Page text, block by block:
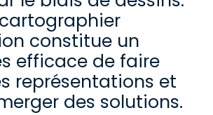
constitue un
efficace de faire
représentations et
des solutions.